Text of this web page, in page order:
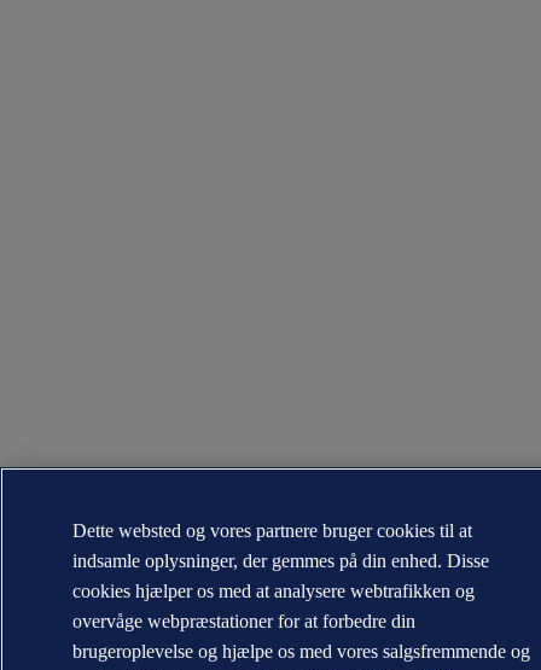
Dette websted og vores partnere bruger cookies til at
indsamle oplysninger, der gemmes på din enhed. Disse
cookies hjælper os med at analysere webtrafikken og
overvåge webpræstationer for at forbedre din
brugeroplevelse og hjælpe os med vores salgsfremmende og